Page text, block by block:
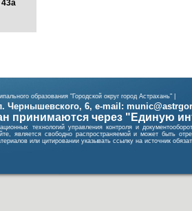
43а
образования "Городской округ город Астрахань" |
Чернышевского, 6, e-mail:
принимаются через "Единую
технологий управления контроля и
является свободно распространяемой и может быть
или цитировании указывать ссылку на источник